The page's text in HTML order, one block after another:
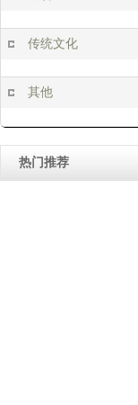
传统文化
其他
热门推荐